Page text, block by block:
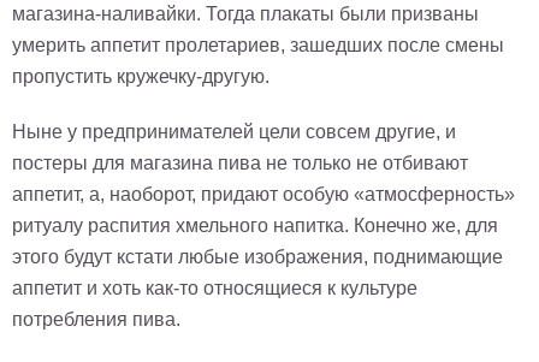
Детские
Черно
Девушки
Ретро
В
Военные
Игровые
Советские
В
магазина-наливайки. Тогда плакаты были призваны
умерить аппетит пролетариев, зашедших после смены
пропустить кружечку-другую.
Ныне у предпринимателей цели совсем другие, и
постеры для магазина пива не только не отбивают
аппетит, а, наоборот, придают особую «атмосферность»
ритуалу распития хмельного напитка. Конечно же, для
этого будут кстати любые изображения, поднимающие
аппетит и хоть как-то относящиеся к культуре
потребления пива.